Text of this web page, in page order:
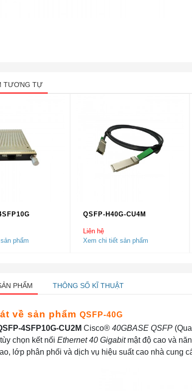
TƯƠNG TỰ
phẩm
QSFP-H40G-CU4M
Liên hệ
Xem chi tiết sản phẩm
PHẨM THÔNG SỐ KĨ THUẬT
về sản phẩm QSFP-40G
4SFP10G-CU2M Cisco® 40GBASE QSFP
chọn kết nối Ethernet 40 Gigabitmật độ cao và
lớp phân phối và dịch vụ hiệu suất cao nhà cung